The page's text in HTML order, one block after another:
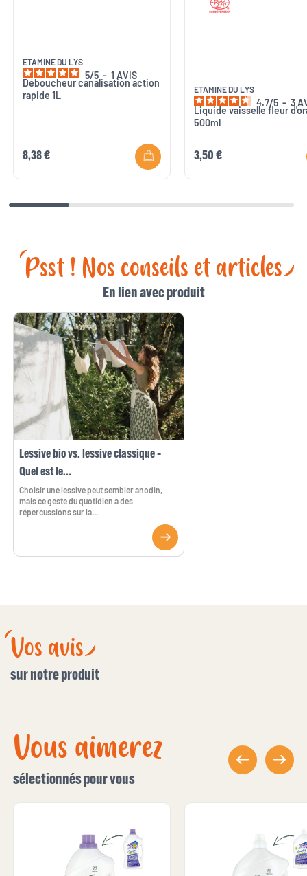
ETAMINE DU LYS
5/5 - 1 AVIS
Déboucheur canalisation action
rapide 1L
8,38 €
ETAMINE DU LYS
4.7/5 - 3
Liquide vaisselle fleur
500ml
3,50 €
Psst ! Nos conseils et articles
En lien avec produit
Lessive bio vs. lessive classique –
Quel est le...
Choisir une lessive peut sembler anodin,
mais ce geste du quotidien a des
répercussions sur la...
Vos avis
sur notre produit
Vous aimerez
sélectionnés pour vous